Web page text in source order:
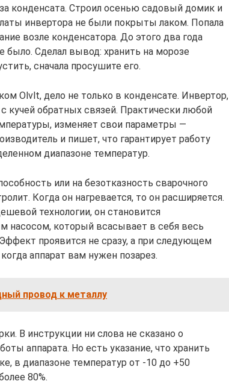
конденсата. Строил осенью садовый домик и
инвертора не были покрыты лаком. Попала
возле конденсатора. До этого два года
было. Сделал вывод: хранить на морозе
сначала просушите его.
Olvlt, дело не только в конденсате. Инвертор,
кучей обратных связей. Практически любой
изменяет свои параметры —
и пишет, что гарантирует работу
диапазоне температур.
или на безотказность сварочного
Когда он нагревается, то он расширяется.
технологии, он становится
насосом, который всасывает в себя весь
проявится не сразу, а при следующем
аппарат вам нужен позарез.
провод к металлу
В инструкции ни слова не сказано о
аппарата. Но есть указание, что хранить
в диапазоне температур от -10 до +50
80%.